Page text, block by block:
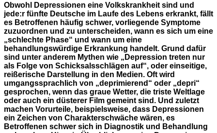
Obwohl Depressionen eine Volkskrankheit sind und
jede:r fünfte Deutsche im Laufe des Lebens erkrankt, fällt
es Betroffenen häufig schwer, vorliegende Symptome
zuzuordnen und zu unterscheiden, wann es sich um eine
„schlechte Phase“ und wann um eine
behandlungswürdige Erkrankung handelt. Grund dafür
sind unter anderem Mythen wie „Depression treten nur
als Folge von Schicksalsschlägen auf“, oder einseitige,
reißerische Darstellung in den Medien. Oft wird
umgangssprachlich von „deprimierend“ oder „depri“
gesprochen, wenn das graue Wetter, die triste Weltlage
oder auch ein düsterer Film gemeint sind. Und zuletzt
machen Vorurteile, beispielsweise, dass Depressionen
ein Zeichen von Charakterschwäche wären, es
Betroffenen schwer sich in Diagnostik und Behandlung